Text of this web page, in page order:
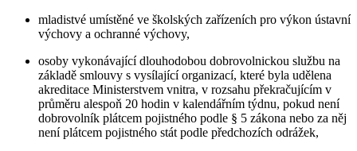
mladistvé umístěné ve školských zařízeních pro výkon ústavní
výchovy a ochranné výchovy,
osoby vykonávající dlouhodobou dobrovolnickou službu na
základě smlouvy s vysílající organizací, které byla udělena
akreditace Ministerstvem vnitra, v rozsahu překračujícím v
průměru alespoň 20 hodin v kalendářním týdnu, pokud není
dobrovolník plátcem pojistného podle § 5 zákona nebo za něj
není plátcem pojistného stát podle předchozích odrážek,